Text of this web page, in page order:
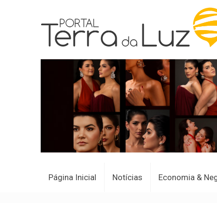
Página Inicial Notícias Economia &